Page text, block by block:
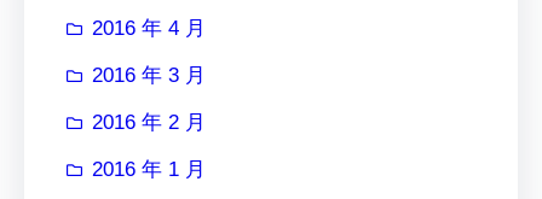
2016 年 4 月
2016 年 3 月
2016 年 2 月
2016 年 1 月